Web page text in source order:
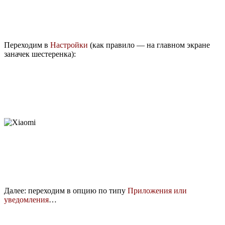
Переходим в Настройки (как правило — на главном экране
заначек шестеренка):
Далее: переходим в опцию по типу Приложения или
уведомления…